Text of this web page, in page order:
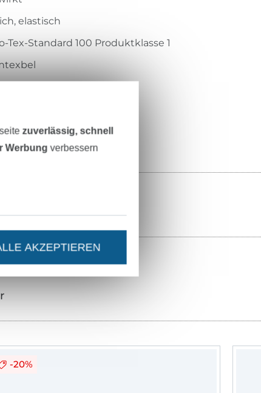
elastisch
Tex-Standard 100 Produktklasse 1
-20%
zuverlässig, schnell
Werbung verbessern
AKZEPTIEREN